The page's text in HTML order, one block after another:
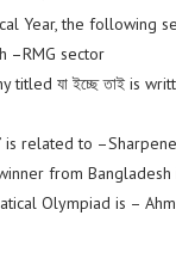
Year, the following
–RMG sector
titled যা ইচ্ছে তাই is
is related to
from Bangladesh
Olympiad is –